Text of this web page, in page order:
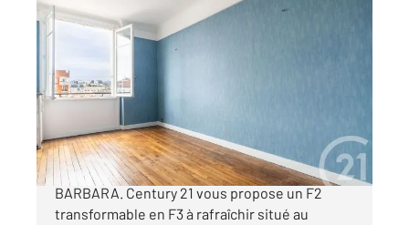
MONTROUGE 92
, 3 pièces
Appartement F3 à vendre
399 000 €
RUE BOILEAU - à 5 min à pieds du métro L4
BARBARA. Century 21 vous propose un F2
transformable en F3 à rafraîchir situé au